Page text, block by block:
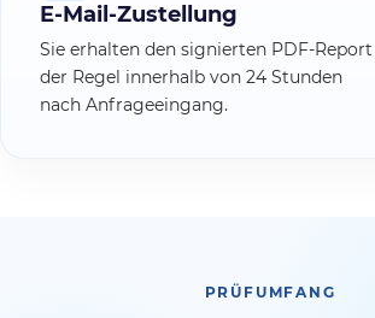
E-Mail-Zustellung
Sie erhalten den signierten PDF-
der Regel innerhalb von 24 Stunden
nach Anfrageeingang.
PRÜFUMFANG